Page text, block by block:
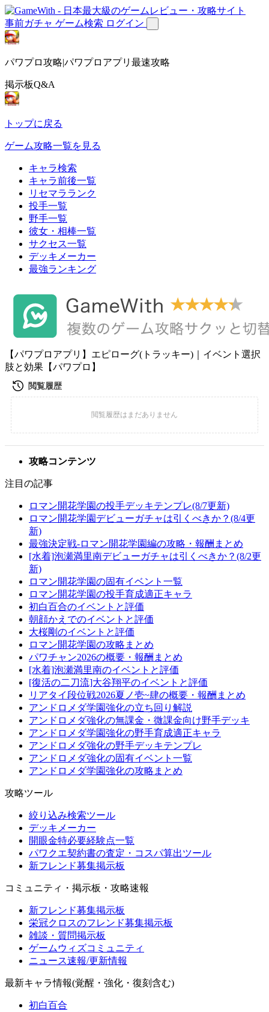
事前ガチャ ゲーム検索 ログイン
パワプロ攻略|パワプロアプリ最速攻略
掲示板Q&A
トップに戻る
ゲーム攻略一覧を見る
キャラ検索
キャラ前後一覧
リセマラランク
投手一覧
野手一覧
彼女・相棒一覧
サクセス一覧
デッキメーカー
最強ランキング
【パワプロアプリ】エピローグ(トラッキー)｜イベント選択
肢と効果【パワプロ】
攻略コンテンツ
注目の記事
ロマン開花学園の投手デッキテンプレ(8/7更新)
ロマン開花学園デビューガチャは引くべきか？(8/4更
新)
最強決定戦-ロマン開花学園編の攻略・報酬まとめ
[水着]泡瀬満里南デビューガチャは引くべきか？(8/2更
新)
ロマン開花学園の固有イベント一覧
ロマン開花学園の投手育成適正キャラ
初白百合のイベントと評価
朝顔かえでのイベントと評価
大桜剛のイベントと評価
ロマン開花学園の攻略まとめ
パワチャン2026の概要・報酬まとめ
[水着]泡瀬満里南のイベントと評価
[復活の二刀流]大谷翔平のイベントと評価
リアタイ段位戦2026夏ノ壱~肆の概要・報酬まとめ
アンドロメダ学園強化の立ち回り解説
アンドロメダ強化の無課金・微課金向け野手デッキ
アンドロメダ学園強化の野手育成適正キャラ
アンドロメダ強化の野手デッキテンプレ
アンドロメダ強化の固有イベント一覧
アンドロメダ学園強化の攻略まとめ
攻略ツール
絞り込み検索ツール
デッキメーカー
開眼金特必要経験点一覧
パワクエ契約書の査定・コスパ算出ツール
新フレンド募集掲示板
コミュニティ・掲示板・攻略速報
新フレンド募集掲示板
栄冠クロスのフレンド募集掲示板
雑談・質問掲示板
ゲームウィズコミュニティ
ニュース速報/更新情報
最新キャラ情報(覚醒・強化・復刻含む)
初白百合